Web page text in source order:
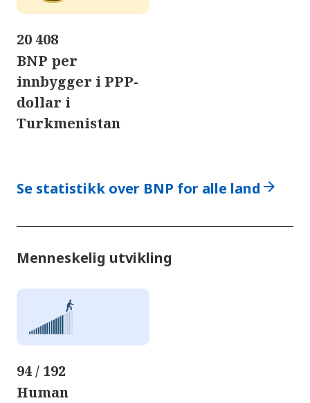
20 408
BNP per
innbygger i PPP-
dollar i
Turkmenistan
Se statistikk over BNP for alle land arrow_forward
Menneskelig utvikling
94 / 192
Human